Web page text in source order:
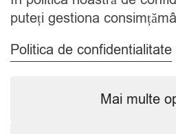
Mixuri
Ceaiuri
puteți gestiona
Politica de confidentialitate
Mai multe